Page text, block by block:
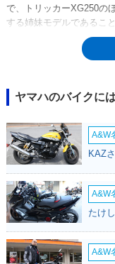
で、トリッカーXG250の
する姉妹モデルであるこ
「BMXっぽさ」は、セロ
ョンの妨げにならない燃
排出ガス規制をクリアす
とともに、さすがに容量
ンクが7.2リッターに拡大
して、ふだん乗りに使え
ルまではSもラインアッ
には、トリッカーXG250
かし、蒸発ガソリンの外
制に適合し、2018年9月
取り付ける「TY-S外装キ
シングルシートなどを取
のようなレトロイメージ
ヤマハのバイクに
A&W
KAZ
A&W
たけ
A&W